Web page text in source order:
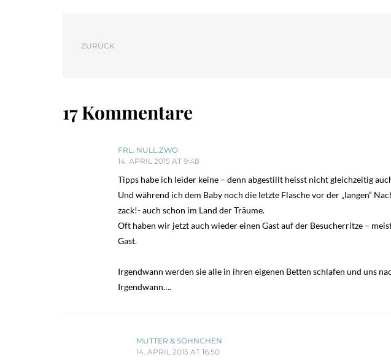
ZURÜCK
17 Kommentare
FRL. NULL.ZWO
14. APRIL 2015 AT 9:48
Tipps habe ich leider keine – denn abgestillt heisst nicht gleichzeitig
Und während ich dem Baby noch die letzte Flasche vor der „langen“
zack!- auch schon im Land der Träume.
Oft haben wir jetzt auch wieder einen Gast auf der Besucherritze –
Gast.
Irgendwann werden sie alle in ihren eigenen Betten schlafen und uns
Irgendwann….
MUTTER & SÖHNCHEN
14. APRIL 2015 AT 16:50